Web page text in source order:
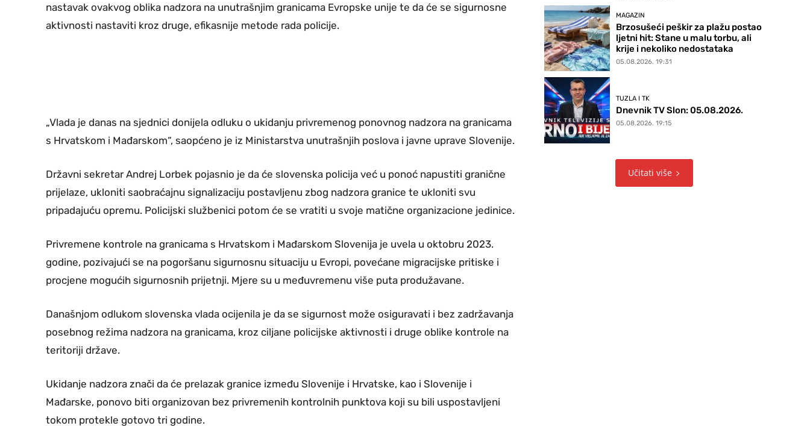
nastavak ovakvog oblika nadzora na unutrašnjim granicama Evropske unije te da će se sigurnosne
aktivnosti nastaviti kroz druge, efikasnije metode rada policije.
„Vlada je danas na sjednici donijela odluku o ukidanju privremenog ponovnog nadzora na granicama
s Hrvatskom i Mađarskom“, saopćeno je iz Ministarstva unutrašnjih poslova i javne uprave Slovenije.
Državni sekretar Andrej Lorbek pojasnio je da će slovenska policija već u ponoć napustiti granične
prijelaze, ukloniti saobraćajnu signalizaciju postavljenu zbog nadzora granice te ukloniti svu
pripadajuću opremu. Policijski službenici potom će se vratiti u svoje matične organizacione jedinice.
Privremene kontrole na granicama s Hrvatskom i Mađarskom Slovenija je uvela u oktobru 2023.
godine, pozivajući se na pogoršanu sigurnosnu situaciju u Evropi, povećane migracijske pritiske i
procjene mogućih sigurnosnih prijetnji. Mjere su u međuvremenu više puta produžavane.
Današnjom odlukom slovenska vlada ocijenila je da se sigurnost može osiguravati i bez zadržavanja
posebnog režima nadzora na granicama, kroz ciljane policijske aktivnosti i druge oblike kontrole na
teritoriji države.
Ukidanje nadzora znači da će prelazak granice između Slovenije i Hrvatske, kao i Slovenije i
Mađarske, ponovo biti organizovan bez privremenih kontrolnih punktova koji su bili uspostavljeni
tokom protekle gotovo tri godine.
MAGAZIN
Brzosušeći peškir za plažu postao
ljetni hit: Stane u malu torbu, ali
krije i nekoliko nedostataka
05.08.2026. 19:31
TUZLA I TK
Dnevnik TV Slon: 05.08.2026.
05.08.2026. 19:15
Učitati više